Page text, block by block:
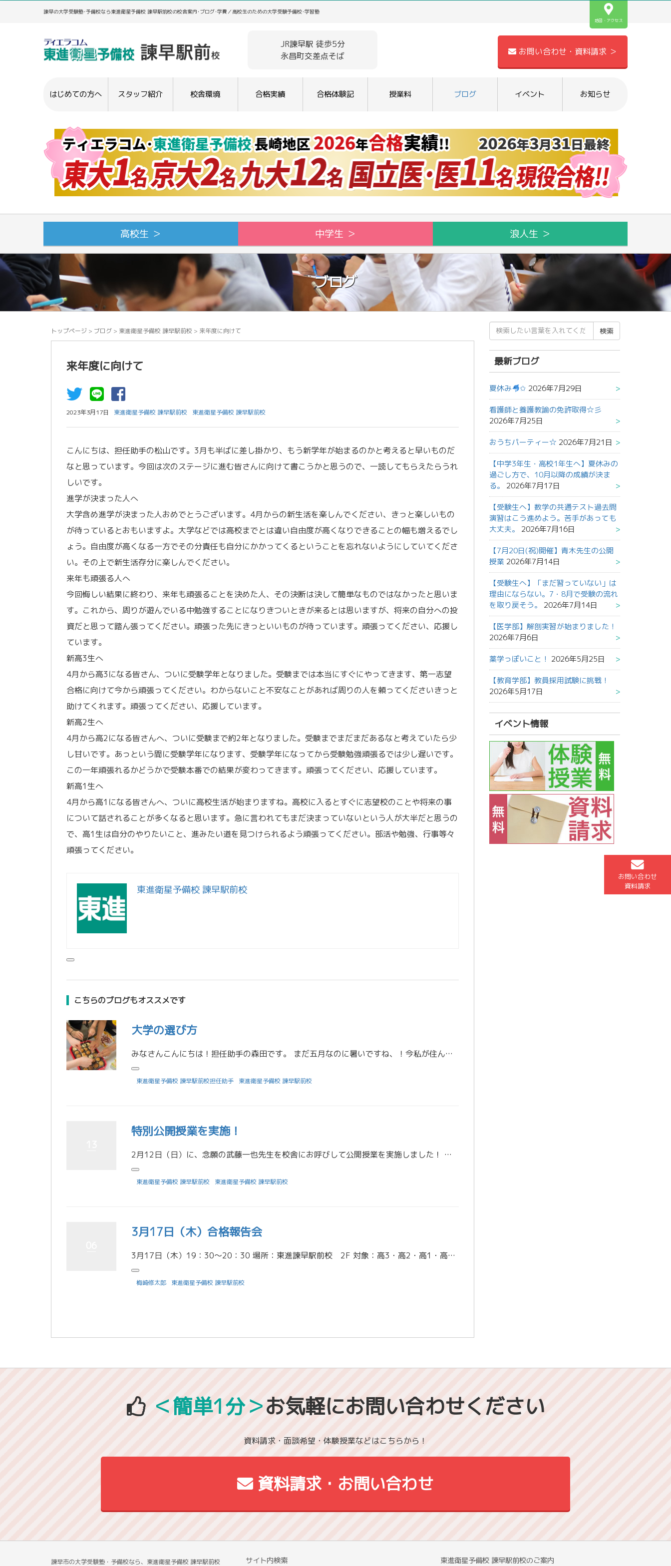
諫早の大学受験塾･予備校なら東進衛星予備校 諫早駅前校の校舎案内･ブログ･学費／高校生のための大学受験予備校･学習塾
地図・アクセス
JR諫早駅 徒歩5分
永昌町交差点そば
お問い合わせ・資料請求 ＞
はじめての方へ スタッフ紹介 校舎環境 合格実績 合格体験記 授業料 ブログ イベント お知らせ
高校生 ＞ 中学生 ＞ 浪人生 ＞
お問い合わせ
資料請求
ブログ
トップページ > ブログ > 東進衛星予備校 諫早駅前校 > 来年度に向けて
来年度に向けて
2023年3月17日 東進衛星予備校 諫早駅前校 東進衛星予備校 諫早駅前校
こんにちは、担任助手の松山です。3月も半ばに差し掛かり、もう新学年が始まるのかと考えると早いものだ
なと思っています。今回は次のステージに進む皆さんに向けて書こうかと思うので、一読してもらえたらうれ
しいです。
進学が決まった人へ
大学含め進学が決まった人おめでとうございます。4月からの新生活を楽しんでください、きっと楽しいもの
が待っているとおもいますよ。大学などでは高校までとは違い自由度が高くなりできることの幅も増えるでし
ょう。自由度が高くなる一方でその分責任も自分にかかってくるということを忘れないようにしていてくださ
い。その上で新生活存分に楽しんでください。
来年も頑張る人へ
今回悔しい結果に終わり、来年も頑張ることを決めた人、その決断は決して簡単なものではなかったと思いま
す。これから、周りが遊んでいる中勉強することになりきついときが来るとは思いますが、将来の自分への投
資だと思って踏ん張ってください。頑張った先にきっといいものが待っています。頑張ってください、応援し
ています。
新高3生へ
4月から高3になる皆さん、ついに受験学年となりました。受験までは本当にすぐにやってきます、第一志望
合格に向けて今から頑張ってください。わからないこと不安なことがあれば周りの人を頼ってくださいきっと
助けてくれます。頑張ってください、応援しています。
新高2生へ
4月から高2になる皆さんへ、ついに受験まで約2年となりました。受験までまだまだあるなと考えていたら少
し甘いです。あっという間に受験学年になります、受験学年になってから受験勉強頑張るでは少し遅いです。
この一年頑張れるかどうかで受験本番での結果が変わってきます。頑張ってください、応援しています。
新高1生へ
4月から高1になる皆さんへ、ついに高校生活が始まりますね。高校に入るとすぐに志望校のことや将来の事
について話されることが多くなると思います。急に言われてもまだ決まっていないという人が大半だと思うの
で、高1生は自分のやりたいこと、進みたい道を見つけられるよう頑張ってください。部活や勉強、行事等々
頑張ってください。
東進衛星予備校 諫早駅前校
こちらのブログもオススメです
大学の選び方
みなさんこんにちは！担任助手の森田です。 まだ五月なのに暑いですね、！今私が住んでいる学生寮の坂道がつらくなってきました...。最近、寮の友人とタコパをしました！台湾からの留学生が二人いたり、ハーフの人がいたりとても新鮮 […]
東進衛星予備校 諫早駅前校担任助手 東進衛星予備校 諫早駅前校
特別公開授業を実施！
2月12日（日）に、念願の武藤一也先生を校舎にお呼びして公開授業を実施しました！ 受験生が私立大学入試と国公立二次試験に向けて奮闘している中・・・高2生以下を対象に、「特別公開授業」を実施！注目の講師は・・・ 今東進で最 […]
東進衛星予備校 諫早駅前校 東進衛星予備校 諫早駅前校
3月17日（木）合格報告会
3月17日（木）19：30～20：30 場所：東進諫早駅前校 2F 対象：高3・高2・高1・高0生 大学受験を経験した先輩だから語れる体験談を聞いて、勉強のモチベーションを高めよう！！ センター試験が始まった１９９０年以 […]
梅崎修太郎 東進衛星予備校 諫早駅前校
検
索
結
果:
最新ブログ
夏休み ✩ 2026年7月29日
看護師と養護教諭の免許取得☆彡
2026年7月25日
おうちパーティー☆ 2026年7月21日
【中学3年生・高校1年生へ】夏休みの
過ごし方で、10月以降の成績が決ま
る。
2026年7月17日
【受験生へ】数学の共通テスト過去問
演習はこう進めよう。苦手があっても
大丈夫。
2026年7月16日
【7月20日(祝)開催】青木先生の公開
授業 2026年7月14日
【受験生へ】「まだ習っていない」は
理由にならない。7・8月で受験の流れ
を取り戻そう。
2026年7月14日
【医学部】解剖実習が始まりました！
2026年7月6日
薬学っぽいこと！ 2026年5月25日
【教育学部】教員採用試験に挑戦！
2026年5月17日
イベント情報
＜簡単1分＞お気軽にお問い合わせください
資料請求・面談希望・体験授業などはこちらから！
資料請求・お問い合わせ
諫早市の大学受験塾・予備校なら、東進衛星予備校 諫早駅前校 サイト内検索 東進衛星予備校 諫早駅前校のご案内